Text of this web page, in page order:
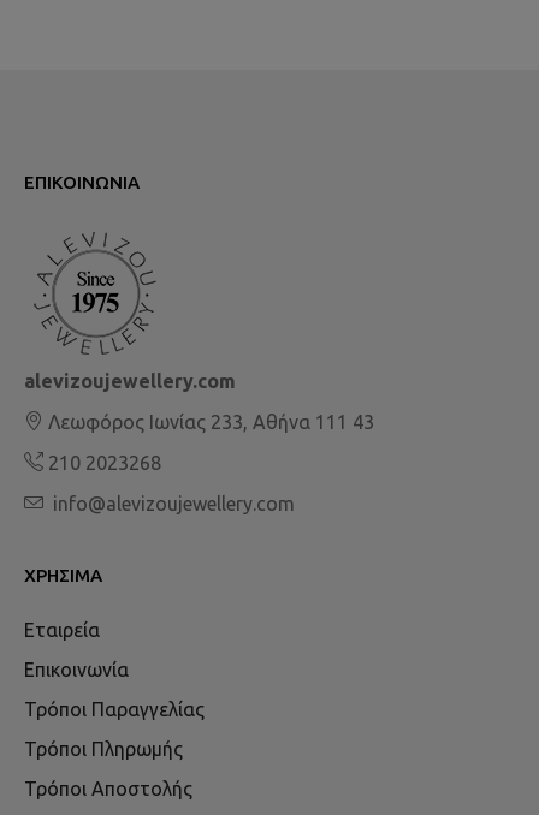
ΕΠΙΚΟΙΝΩΝΊΑ
alevizoujewellery.com
Λεωφόρος Ιωνίας 233, Αθήνα 111 43
210 2023268
info@alevizoujewellery.com
ΧΡΉΣΙΜΑ
Εταιρεία
Επικοινωνία
Τρόποι Παραγγελίας
Τρόποι Πληρωμής
Τρόποι Αποστολής